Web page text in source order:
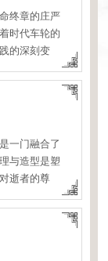
终章的庄严
时代车轮的
的深刻变
游，既血脉
较分析，不
一门融合了
与造型是塑
逝者的尊
技巧与深切